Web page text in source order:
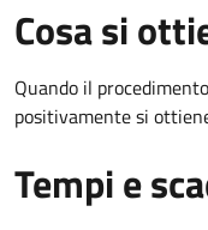
Cosa si
Quando il
positivamente si
Tempi e